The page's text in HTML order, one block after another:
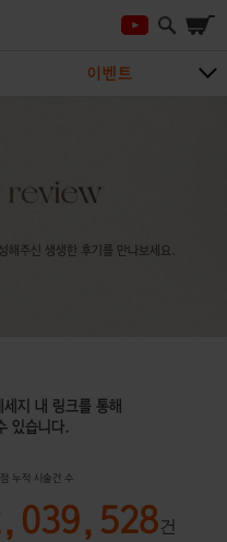
이벤트
해주신 생생한 후기를 만나보세요.
지 내 링크를 통해
있습니다.
점 누적 시술건 수
건